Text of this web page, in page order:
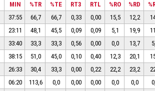
MIN %TR %TE RT3 RTL %RO %RD
37:55 66,7 66,7 0,33 0,00 15,5 12,2
23:11 48,1 45,5 0,09 0,09 5,1 19,9
33:40 33,3 33,3 0,56 0,00 0,0 13,7
38:15 51,0 45,0 0,10 0,40 12,3 20,1
26:33 30,4 33,3 0,00 0,22 22,2 23,2
06:20 113,6 0,0 0,00 0,00 0,0 0,0